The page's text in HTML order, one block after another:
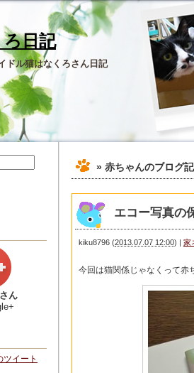
日記
ドル猫はなくろさん日記
» 赤ちゃんのブログ
エコー写真の
kiku8796 (2013.07.07 12:00) | 家
今回は猫関係じゃなくって赤
ん
イート